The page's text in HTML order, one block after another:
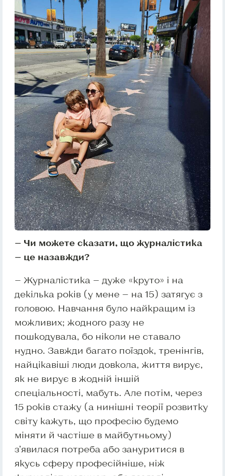
— Чи можете сказати, що журналістика
— це назавжди?
— Журналістика — дуже «круто» і на
декілька років (у мене — на 15) затягує з
головою. Навчання було найкращим із
можливих; жодного разу не
пошкодувала, бо ніколи не ставало
нудно. Завжди багато поїздок, тренінгів,
найцікавіші люди довкола, життя вирує,
як не вирує в жодній іншій
спеціальності, мабуть. Але потім, через
15 років стажу (а нинішні теорії розвитку
світу кажуть, що професію будемо
міняти й частіше в майбутньому)
з’явилася потреба або зануритися в
якусь сферу професійніше, ніж